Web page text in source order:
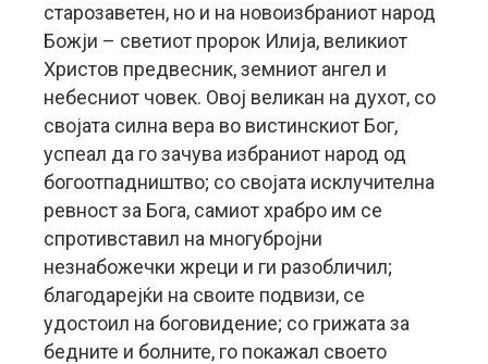
старозаветен, но и на новоизбраниот народ
Божји – светиот пророк Илија, великиот
Христов предвесник, земниот ангел и
небесниот човек. Овој великан на духот, со
својата силна вера во вистинскиот Бог,
успеал да го зачува избраниот народ од
богоотпадништво; со својата исклучителна
ревност за Бога, самиот храбро им се
спротивставил на многубројни
незнабожечки жреци и ги разобличил;
благодарејќи на своите подвизи, се
удостоил на боговидение; со грижата за
бедните и болните, го покажал своето